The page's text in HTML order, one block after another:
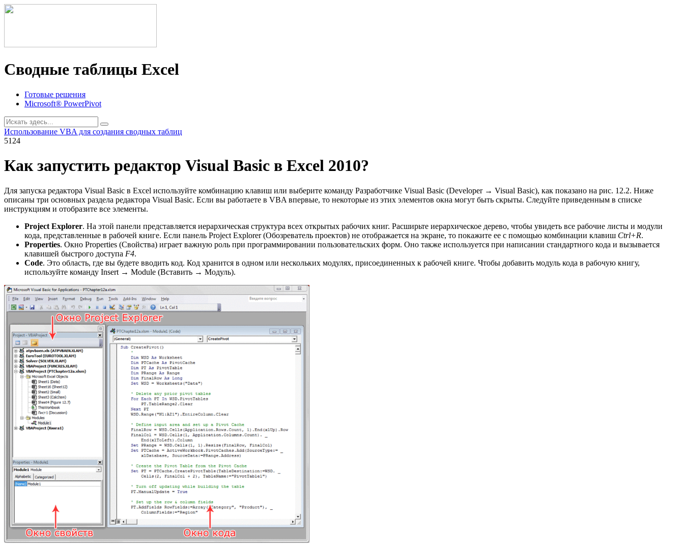
Сводные таблицы Excel
Готовые решения
Microsoft® PowerPivot
Использование VBA для создания сводных таблиц
5124
Как запустить редактор Visual Basic в Excel 2010?
Для запуска редактора Visual Basic в Excel используйте комбинацию клавиш или выберите команду Разработчике Visual Basic (Developer → Visual Basic), как показано на рис. 12.2. Ниже
описаны три основных раздела редактора Visual Basic. Если вы работаете в VBA впервые, то некоторые из этих элементов окна могут быть скрыты. Следуйте приведенным в списке
инструкциям и отобразите все элементы.
Project Explorer. На этой панели представляется иерархическая структура всех открытых рабочих книг. Расширьте иерархическое дерево, чтобы увидеть все рабочие листы и модули
кода, представленные в рабочей книге. Если панель Project Explorer (Обозреватель проектов) не отображается на экране, то покажите ее с помощью комбинации клавиш Ctrl+R.
Properties. Окно Properties (Свойства) играет важную роль при программировании пользовательских форм. Оно также используется при написании стандартного кода и вызывается
клавишей быстрого доступа F4.
Code. Это область, где вы будете вводить код. Код хранится в одном или нескольких модулях, присоединенных к рабочей книге. Чтобы добавить модуль кода в рабочую книгу,
используйте команду Insert → Module (Вставить → Модуль).